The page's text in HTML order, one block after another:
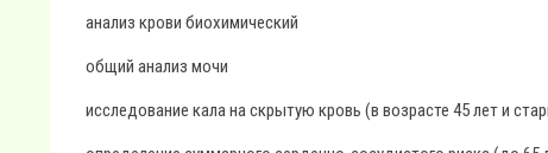
анализ крови биохимический
общий анализ мочи
исследование кала на скрытую кровь (в возрасте 45 лет и